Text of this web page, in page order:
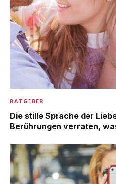
RATGEBER
Die stille Sprache der
Berührungen verraten,